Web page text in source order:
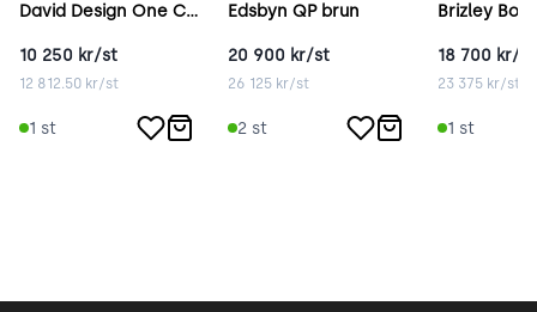
David Design One Café rosa
10 250 kr/st
12 812.50 kr/st
1 st
Edsbyn QP brun
20 900 kr/st
26 125 kr/st
2 st
Brizley Box
18 700 kr/st
23 375kr/st
1 st